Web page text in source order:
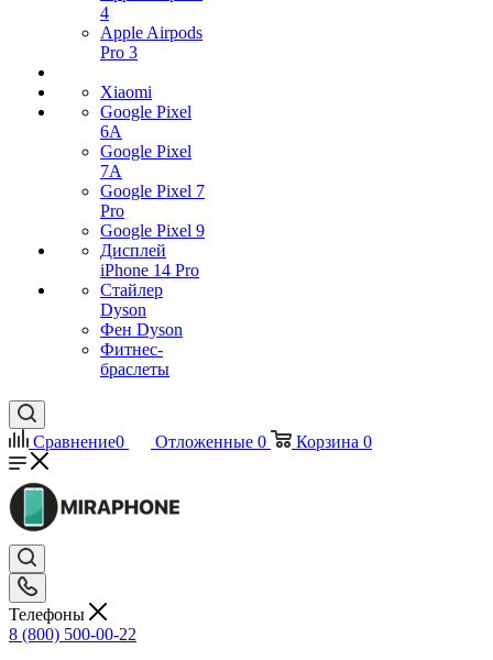
4
Apple Airpods
Pro 3
Xiaomi
Google Pixel
6A
Google Pixel
7А
Google Pixel 7
Pro
Google Pixel 9
Дисплей
iPhone 14 Pro
Стайлер
Dyson
Фен Dyson
Фитнес-
браслеты
Сравнение0 Отложенные 0 Корзина 0
Телефоны
8 (800) 500-00-22